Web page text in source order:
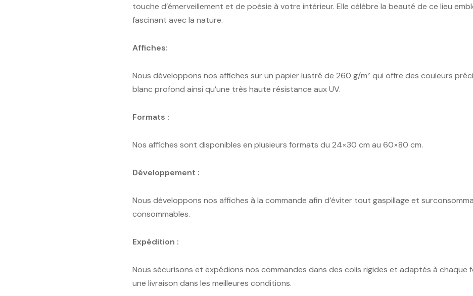
touche d’émerveillement et de poésie à votre intérieur. Elle célèbre la beauté de ce lieu
fascinant avec la nature.
Affiches:
Nous développons nos affiches sur un papier lustré de 260 g/m² qui offre des couleurs
blanc profond ainsi qu’une très haute résistance aux UV.
Formats :
Nos affiches sont disponibles en plusieurs formats du 24×30 cm au 60×80 cm.
Développement :
Nous développons nos affiches à la commande afin d’éviter tout gaspillage et
consommables.
Expédition :
Nous sécurisons et expédions nos commandes dans des colis rigides et adaptés à
une livraison dans les meilleures conditions.